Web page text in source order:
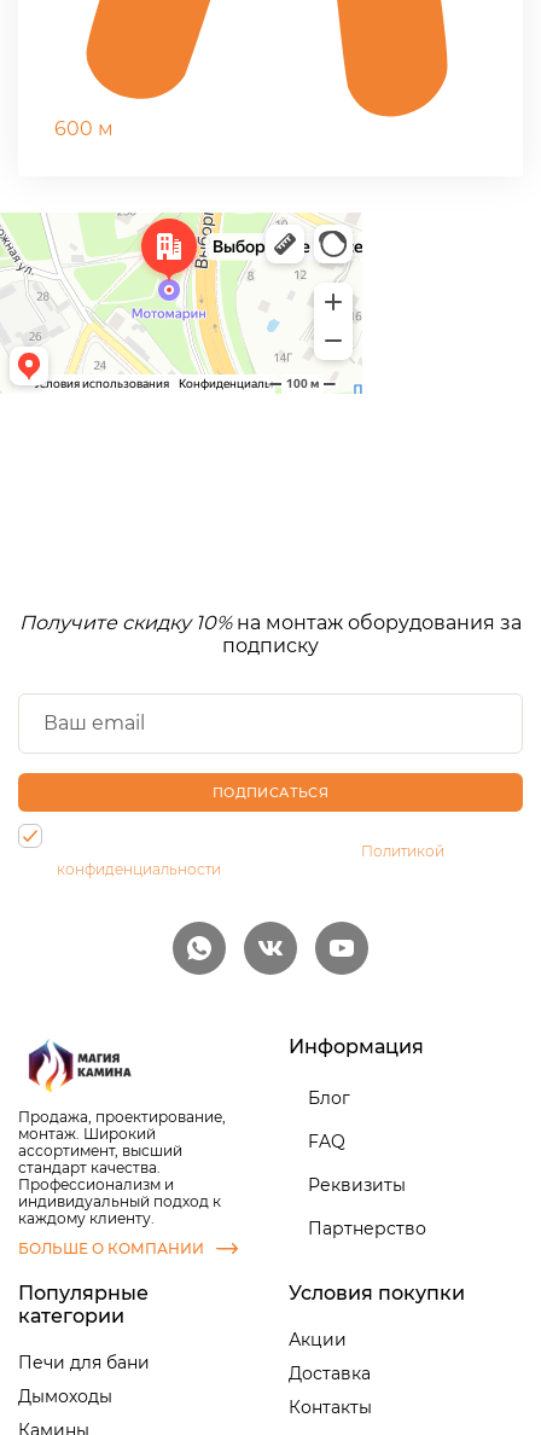
600 м
Получите скидку 10%на монтаж оборудования за
подписку
ПОДПИСАТЬСЯ
Политикой
конфиденциальности
Продажа, проектирование,
монтаж. Широкий
ассортимент, высший
стандарт качества.
Профессионализм и
индивидуальный подход к
каждому клиенту.
БОЛЬШЕ О КОМПАНИИ
Информация
Блог
FAQ
Реквизиты
Партнерство
Популярные
категории
Печи для бани
Дымоходы
Камины
Условия покупки
Акции
Доставка
Контакты